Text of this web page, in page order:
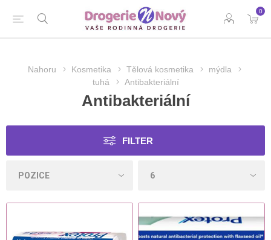
0
Nahoru Kosmetika Tělová kosmetika
mýdla
tuhá
Antibakteriální
Antibakteriální
FILTER